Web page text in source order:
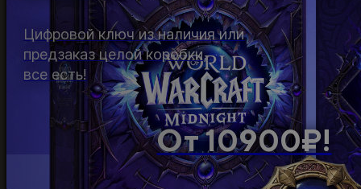
От 10900₽!
Цифровой ключ из наличия или
предзаказ целой коробки,
все есть!